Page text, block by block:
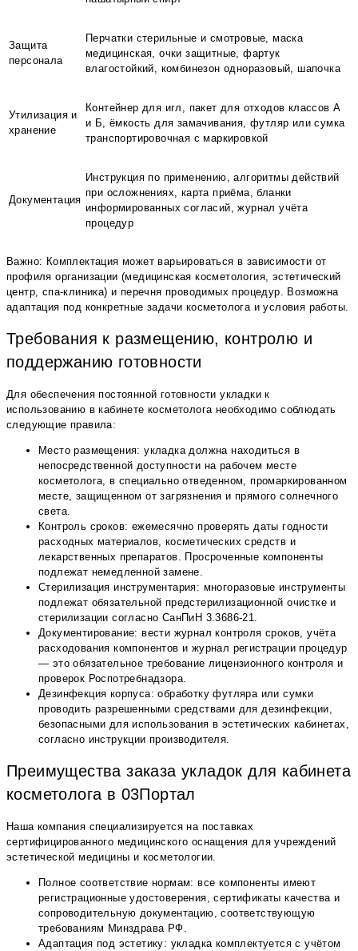
Защита
персонала
Перчатки стерильные и смотровые, маска
медицинская, очки защитные, фартук
влагостойкий, комбинезон одноразовый, шапочка
Утилизация и
хранение
Контейнер для игл, пакет для отходов классов А
и Б, ёмкость для замачивания, футляр или сумка
транспортировочная с маркировкой
Документация
Инструкция по применению, алгоритмы действий
при осложнениях, карта приёма, бланки
информированных согласий, журнал учёта
процедур
Важно: Комплектация может варьироваться в зависимости от
профиля организации (медицинская косметология, эстетический
центр, спа-клиника) и перечня проводимых процедур. Возможна
адаптация под конкретные задачи косметолога и условия работы.
Требования к размещению, контролю и
поддержанию готовности
Для обеспечения постоянной готовности укладки к
использованию в кабинете косметолога необходимо соблюдать
следующие правила:
Место размещения: укладка должна находиться в
непосредственной доступности на рабочем месте
косметолога, в специально отведенном, промаркированном
месте, защищенном от загрязнения и прямого солнечного
света.
Контроль сроков: ежемесячно проверять даты годности
расходных материалов, косметических средств и
лекарственных препаратов. Просроченные компоненты
подлежат немедленной замене.
Стерилизация инструментария: многоразовые инструменты
подлежат обязательной предстерилизационной очистке и
стерилизации согласно СанПиН 3.3686-21.
Документирование: вести журнал контроля сроков, учёта
расходования компонентов и журнал регистрации процедур
— это обязательное требование лицензионного контроля и
проверок Роспотребнадзора.
Дезинфекция корпуса: обработку футляра или сумки
проводить разрешенными средствами для дезинфекции,
безопасными для использования в эстетических кабинетах,
согласно инструкции производителя.
Преимущества заказа укладок для кабинета
косметолога в 03Портал
Наша компания специализируется на поставках
сертифицированного медицинского оснащения для учреждений
эстетической медицины и косметологии.
Полное соответствие нормам: все компоненты имеют
регистрационные удостоверения, сертификаты качества и
сопроводительную документацию, соответствующую
требованиям Минздрава РФ.
Адаптация под эстетику: укладка комплектуется с учётом